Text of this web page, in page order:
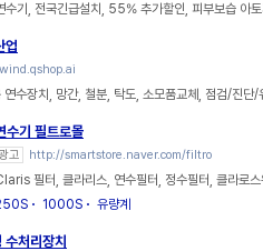
수기, 전국긴급설치, 55% 추가할인, 피부보습 아
업
연수장치, 망간, 철분, 탁도, 소모품교체, 점검/진단/
수기 필트로몰
광고 http://smartstore.naver.com/filtro
필터, 클라리스, 연수필터, 정수필터, 클라로
1000S 유량계
처리장치